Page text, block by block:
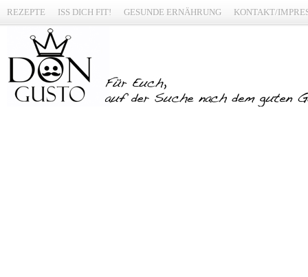
REZEPTE ISS DICH FIT! GESUNDE ERNÄHRUNG KONTAKT/